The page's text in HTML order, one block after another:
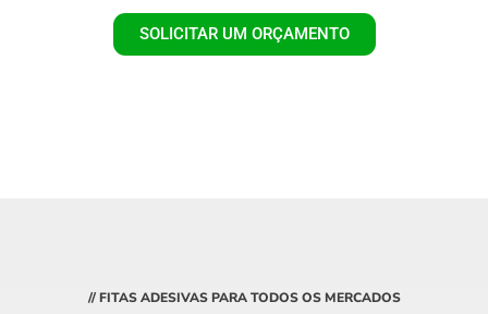
SOLICITAR UM ORÇAMENTO
// FITAS ADESIVAS PARA TODOS OS MERCADOS